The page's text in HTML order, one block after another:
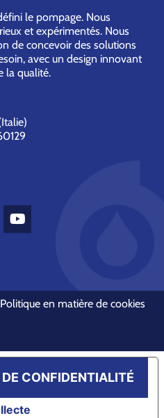
le pompage. Nous
et expérimentés. Nous
de concevoir des solutions
avec un design innovant
la qualité.
Politique en matière de cookies
CONFIDENTIALITÉ